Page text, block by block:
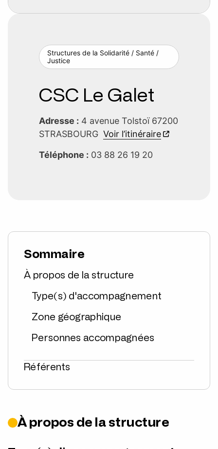
Structures de la Solidarité / Santé /
Justice
CSC Le Galet
Adresse : 4 avenue Tolstoï 67200
STRASBOURG Voir l’itinéraire
Téléphone : 03 88 26 19 20
Sommaire
À propos de la structure
Type(s) d'accompagnement
Zone géographique
Personnes accompagnées
Référents
À propos de la structure